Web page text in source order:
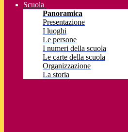
Scuola
Panoramica
Presentazione
I luoghi
Le persone
I numeri della scuola
Le carte della scuola
Organizzazione
La storia